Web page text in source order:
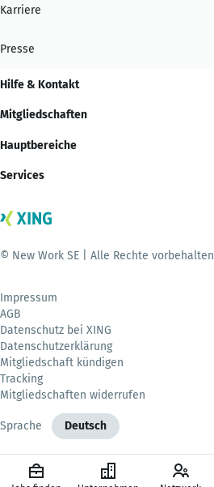
Karriere
Presse
Hilfe & Kontakt
Mitgliedschaften
Hauptbereiche
Services
© New Work SE | Alle Rechte vorbehalten
Impressum
AGB
Datenschutz bei XING
Datenschutzerklärung
Mitgliedschaft kündigen
Tracking
Mitgliedschaften widerrufen
Sprache Deutsch